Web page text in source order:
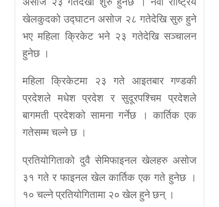
खेलकुदको उद्घाटन असोज २८ गतेदेखि सुरु हुने
भए महिला क्रिकेट भने २३ गतेदेखि सञ्चालन
हुनेछ ।
महिला क्रिकेटमा २३ गते आइतबार गण्डकी
प्रदेशले मधेश प्रदेश र सुदूरपश्चिम प्रदेशले
बागमती प्रदेशको सामना गर्नेछ । कार्तिक एक
गतेसम्म चल्ने छ ।
प्रतियोगिताको दुवै सेमिफाइनल खेलहरु असोज
३१ गते र फाइनल खेल कार्तिक एक गते हुनेछ ।
१० चल्ने प्रतियोगितामा २० खेल हुने छन् ।